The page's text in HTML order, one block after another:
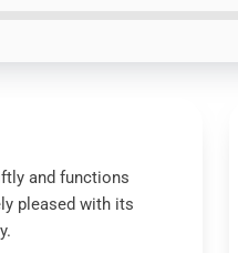
and functions
pleased with its